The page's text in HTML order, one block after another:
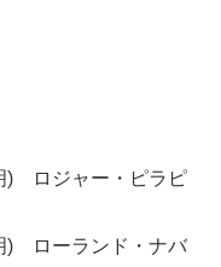
) ロジャー・ピラピ
) ローランド・ナバ